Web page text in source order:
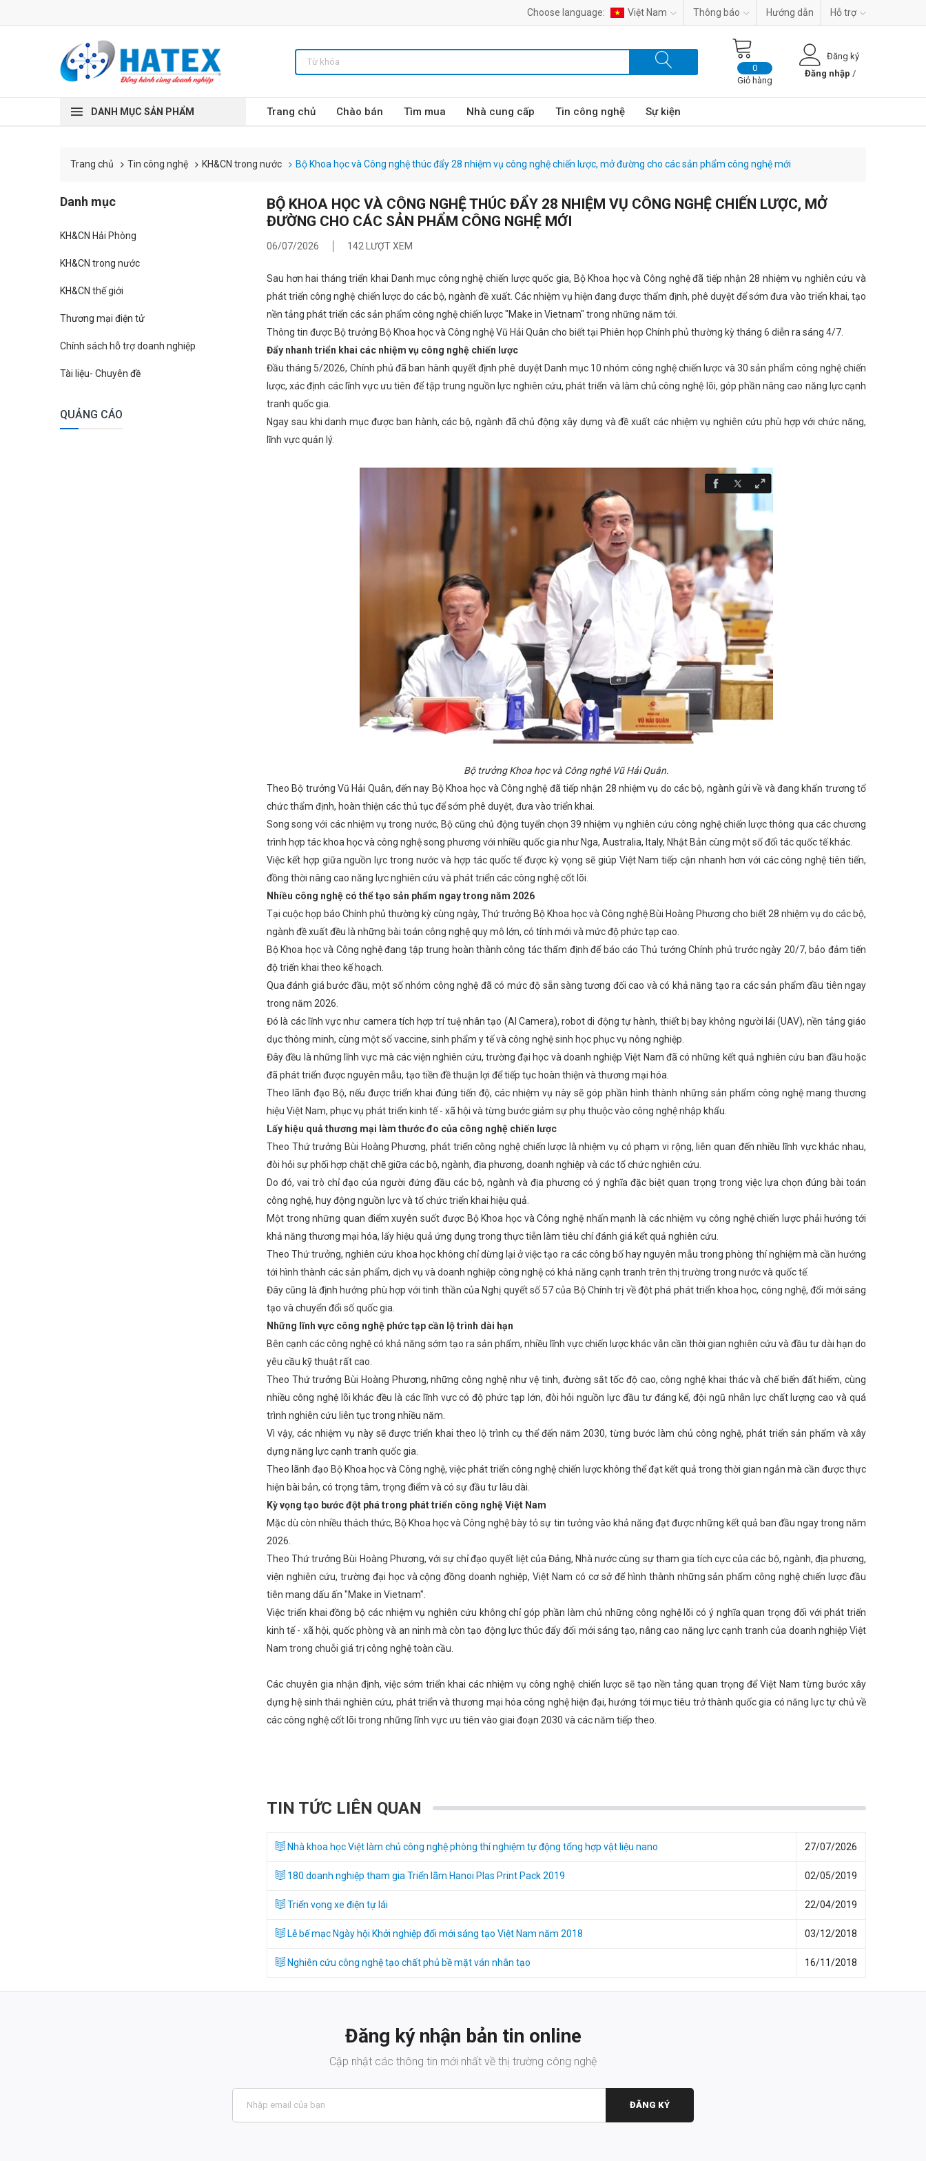
Choose language: Việt Nam Thông báo Hướng dẫn Hỗ trợ
0
Giỏ hàng
Đăng ký
Đăng nhập /
DANH MỤC SẢN PHẨM Trang chủ Chào bán Tìm mua Nhà cung cấp Tin công nghệ Sự kiện
Trang chủ Tin công nghệ KH&CN trong nước Bộ Khoa học và Công nghệ thúc đẩy 28 nhiệm vụ công nghệ chiến lược, mở đường cho các sản phẩm công nghệ mới
Danh mục
KH&CN Hải Phòng
KH&CN trong nước
KH&CN thế giới
Thương mại điện tử
Chính sách hỗ trợ doanh nghiệp
Tài liệu- Chuyên đề
QUẢNG CÁO
BỘ KHOA HỌC VÀ CÔNG NGHỆ THÚC ĐẨY 28 NHIỆM VỤ CÔNG NGHỆ CHIẾN LƯỢC, MỞ
ĐƯỜNG CHO CÁC SẢN PHẨM CÔNG NGHỆ MỚI
06/07/2026 142 LƯỢT XEM
Sau hơn hai tháng triển khai Danh mục công nghệ chiến lược quốc gia, Bộ Khoa học và Công nghệ đã tiếp nhận 28 nhiệm vụ nghiên cứu và
phát triển công nghệ chiến lược do các bộ, ngành đề xuất. Các nhiệm vụ hiện đang được thẩm định, phê duyệt để sớm đưa vào triển khai, tạo
nền tảng phát triển các sản phẩm công nghệ chiến lược "Make in Vietnam" trong những năm tới.
Thông tin được Bộ trưởng Bộ Khoa học và Công nghệ Vũ Hải Quân cho biết tại Phiên họp Chính phủ thường kỳ tháng 6 diễn ra sáng 4/7.
Đẩy nhanh triển khai các nhiệm vụ công nghệ chiến lược
Đầu tháng 5/2026, Chính phủ đã ban hành quyết định phê duyệt Danh mục 10 nhóm công nghệ chiến lược và 30 sản phẩm công nghệ chiến
lược, xác định các lĩnh vực ưu tiên để tập trung nguồn lực nghiên cứu, phát triển và làm chủ công nghệ lõi, góp phần nâng cao năng lực cạnh
tranh quốc gia.
Ngay sau khi danh mục được ban hành, các bộ, ngành đã chủ động xây dựng và đề xuất các nhiệm vụ nghiên cứu phù hợp với chức năng,
lĩnh vực quản lý.
Bộ trưởng Khoa học và Công nghệ Vũ Hải Quân.
Theo Bộ trưởng Vũ Hải Quân, đến nay Bộ Khoa học và Công nghệ đã tiếp nhận 28 nhiệm vụ do các bộ, ngành gửi về và đang khẩn trương tổ
chức thẩm định, hoàn thiện các thủ tục để sớm phê duyệt, đưa vào triển khai.
Song song với các nhiệm vụ trong nước, Bộ cũng chủ động tuyển chọn 39 nhiệm vụ nghiên cứu công nghệ chiến lược thông qua các chương
trình hợp tác khoa học và công nghệ song phương với nhiều quốc gia như Nga, Australia, Italy, Nhật Bản cùng một số đối tác quốc tế khác.
Việc kết hợp giữa nguồn lực trong nước và hợp tác quốc tế được kỳ vọng sẽ giúp Việt Nam tiếp cận nhanh hơn với các công nghệ tiên tiến,
đồng thời nâng cao năng lực nghiên cứu và phát triển các công nghệ cốt lõi.
Nhiều công nghệ có thể tạo sản phẩm ngay trong năm 2026
Tại cuộc họp báo Chính phủ thường kỳ cùng ngày, Thứ trưởng Bộ Khoa học và Công nghệ Bùi Hoàng Phương cho biết 28 nhiệm vụ do các bộ,
ngành đề xuất đều là những bài toán công nghệ quy mô lớn, có tính mới và mức độ phức tạp cao.
Bộ Khoa học và Công nghệ đang tập trung hoàn thành công tác thẩm định để báo cáo Thủ tướng Chính phủ trước ngày 20/7, bảo đảm tiến
độ triển khai theo kế hoạch.
Qua đánh giá bước đầu, một số nhóm công nghệ đã có mức độ sẵn sàng tương đối cao và có khả năng tạo ra các sản phẩm đầu tiên ngay
trong năm 2026.
Đó là các lĩnh vực như camera tích hợp trí tuệ nhân tạo (AI Camera), robot di động tự hành, thiết bị bay không người lái (UAV), nền tảng giáo
dục thông minh, cùng một số vaccine, sinh phẩm y tế và công nghệ sinh học phục vụ nông nghiệp.
Đây đều là những lĩnh vực mà các viện nghiên cứu, trường đại học và doanh nghiệp Việt Nam đã có những kết quả nghiên cứu ban đầu hoặc
đã phát triển được nguyên mẫu, tạo tiền đề thuận lợi để tiếp tục hoàn thiện và thương mại hóa.
Theo lãnh đạo Bộ, nếu được triển khai đúng tiến độ, các nhiệm vụ này sẽ góp phần hình thành những sản phẩm công nghệ mang thương
hiệu Việt Nam, phục vụ phát triển kinh tế - xã hội và từng bước giảm sự phụ thuộc vào công nghệ nhập khẩu.
Lấy hiệu quả thương mại làm thước đo của công nghệ chiến lược
Theo Thứ trưởng Bùi Hoàng Phương, phát triển công nghệ chiến lược là nhiệm vụ có phạm vi rộng, liên quan đến nhiều lĩnh vực khác nhau,
đòi hỏi sự phối hợp chặt chẽ giữa các bộ, ngành, địa phương, doanh nghiệp và các tổ chức nghiên cứu.
Do đó, vai trò chỉ đạo của người đứng đầu các bộ, ngành và địa phương có ý nghĩa đặc biệt quan trọng trong việc lựa chọn đúng bài toán
công nghệ, huy động nguồn lực và tổ chức triển khai hiệu quả.
Một trong những quan điểm xuyên suốt được Bộ Khoa học và Công nghệ nhấn mạnh là các nhiệm vụ công nghệ chiến lược phải hướng tới
khả năng thương mại hóa, lấy hiệu quả ứng dụng trong thực tiễn làm tiêu chí đánh giá kết quả nghiên cứu.
Theo Thứ trưởng, nghiên cứu khoa học không chỉ dừng lại ở việc tạo ra các công bố hay nguyên mẫu trong phòng thí nghiệm mà cần hướng
tới hình thành các sản phẩm, dịch vụ và doanh nghiệp công nghệ có khả năng cạnh tranh trên thị trường trong nước và quốc tế.
Đây cũng là định hướng phù hợp với tinh thần của Nghị quyết số 57 của Bộ Chính trị về đột phá phát triển khoa học, công nghệ, đổi mới sáng
tạo và chuyển đổi số quốc gia.
Những lĩnh vực công nghệ phức tạp cần lộ trình dài hạn
Bên cạnh các công nghệ có khả năng sớm tạo ra sản phẩm, nhiều lĩnh vực chiến lược khác vẫn cần thời gian nghiên cứu và đầu tư dài hạn do
yêu cầu kỹ thuật rất cao.
Theo Thứ trưởng Bùi Hoàng Phương, những công nghệ như vệ tinh, đường sắt tốc độ cao, công nghệ khai thác và chế biến đất hiếm, cùng
nhiều công nghệ lõi khác đều là các lĩnh vực có độ phức tạp lớn, đòi hỏi nguồn lực đầu tư đáng kể, đội ngũ nhân lực chất lượng cao và quá
trình nghiên cứu liên tục trong nhiều năm.
Vì vậy, các nhiệm vụ này sẽ được triển khai theo lộ trình cụ thể đến năm 2030, từng bước làm chủ công nghệ, phát triển sản phẩm và xây
dựng năng lực cạnh tranh quốc gia.
Theo lãnh đạo Bộ Khoa học và Công nghệ, việc phát triển công nghệ chiến lược không thể đạt kết quả trong thời gian ngắn mà cần được thực
hiện bài bản, có trọng tâm, trọng điểm và có sự đầu tư lâu dài.
Kỳ vọng tạo bước đột phá trong phát triển công nghệ Việt Nam
Mặc dù còn nhiều thách thức, Bộ Khoa học và Công nghệ bày tỏ sự tin tưởng vào khả năng đạt được những kết quả ban đầu ngay trong năm
2026.
Theo Thứ trưởng Bùi Hoàng Phương, với sự chỉ đạo quyết liệt của Đảng, Nhà nước cùng sự tham gia tích cực của các bộ, ngành, địa phương,
viện nghiên cứu, trường đại học và cộng đồng doanh nghiệp, Việt Nam có cơ sở để hình thành những sản phẩm công nghệ chiến lược đầu
tiên mang dấu ấn "Make in Vietnam".
Việc triển khai đồng bộ các nhiệm vụ nghiên cứu không chỉ góp phần làm chủ những công nghệ lõi có ý nghĩa quan trọng đối với phát triển
kinh tế - xã hội, quốc phòng và an ninh mà còn tạo động lực thúc đẩy đổi mới sáng tạo, nâng cao năng lực cạnh tranh của doanh nghiệp Việt
Nam trong chuỗi giá trị công nghệ toàn cầu.
Các chuyên gia nhận định, việc sớm triển khai các nhiệm vụ công nghệ chiến lược sẽ tạo nền tảng quan trọng để Việt Nam từng bước xây
dựng hệ sinh thái nghiên cứu, phát triển và thương mại hóa công nghệ hiện đại, hướng tới mục tiêu trở thành quốc gia có năng lực tự chủ về
các công nghệ cốt lõi trong những lĩnh vực ưu tiên vào giai đoạn 2030 và các năm tiếp theo.
TIN TỨC LIÊN QUAN
Nhà khoa học Việt làm chủ công nghệ phòng thí nghiệm tự động tổng hợp vật liệu nano 27/07/2026
180 doanh nghiệp tham gia Triển lãm Hanoi Plas Print Pack 2019 02/05/2019
Triển vọng xe điện tự lái 22/04/2019
Lễ bế mạc Ngày hội Khởi nghiệp đổi mới sáng tạo Việt Nam năm 2018 03/12/2018
Nghiên cứu công nghệ tạo chất phủ bề mặt ván nhân tạo 16/11/2018
Đăng ký nhận bản tin online
Cập nhật các thông tin mới nhất về thị trường công nghệ
ĐĂNG KÝ